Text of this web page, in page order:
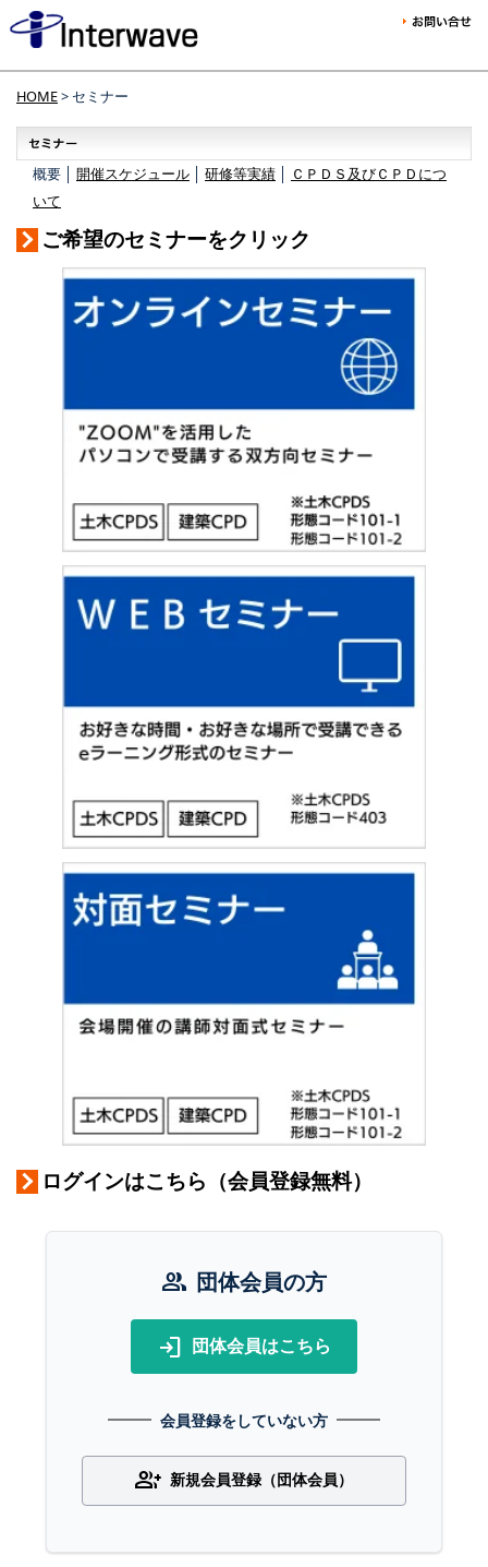
HOME> セミナー
概要 │ 開催スケジュール 研修等実績
ＣＰＤＳ及びＣＰＤにつ
いて
ご希望のセミナーをクリック
ログインはこちら（会員登録無料）
group 団体会員の方
login 団体会員はこちら
会員登録をしていない方
group_add 新規会員登録（団体会員）